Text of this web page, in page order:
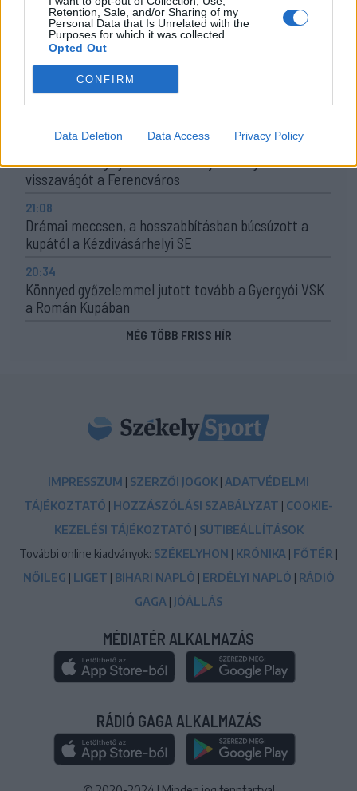
Retention, Sale, and/or Sharing of my
Personal Data that Is Unrelated with the
Purposes for which it was collected.
Opted Out
CONFIRM
Data Deletion Data Access Privacy Policy
11:24
Székelyföldi játékosokkal készül a női válogatott a
FOTE-ra
Hazai pályán játszik a CFR, idegenben lép pályára a
Corbu bombagólja döntött, előnyből várja a
visszavágót a Ferencváros
21:08
Drámai meccsen, a hosszabbításban búcsúzott a
kupától a Kézdivásárhelyi SE
20:34
Könnyed győzelemmel jutott tovább a Gyergyói VSK
a Román Kupában
MÉG TÖBB FRISS HÍR
IMPRESSZUM | SZERZŐI JOGOK | ADATVÉDELMI
TÁJÉKOZTATÓ | HOZZÁSZÓLÁSI SZABÁLYZAT | COOKIE-
KEZELÉSI TÁJÉKOZTATÓ | SÜTIBEÁLLÍTÁSOK
További online kiadványok: SZÉKELYHON | KRÓNIKA | FŐTÉR |
NŐILEG | LIGET | BIHARI NAPLÓ | ERDÉLYI NAPLÓ | RÁDIÓ
GAGA | JÓÁLLÁS
MÉDIATÉR ALKALMAZÁS
RÁDIÓ GAGA ALKALMAZÁS